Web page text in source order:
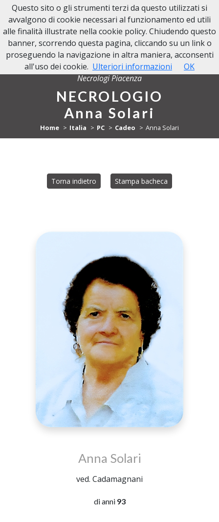
NECROLOGI PIACENZA
Necrologi Piacenza
NECROLOGIO
Anna Solari
Home Italia PC Cadeo Anna Solari
Torna indietro Stampa bacheca
Anna Solari
ved. Cadamagnani
di anni 93
Questo sito o gli strumenti terzi da questo utilizzati si
avvalgono di cookie necessari al funzionamento ed utili
alle finalità illustrate nella cookie policy. Chiudendo questo
banner, scorrendo questa pagina, cliccando su un link o
proseguendo la navigazione in altra maniera, acconsenti
all'uso dei cookie. Ulteriori informazioni OK